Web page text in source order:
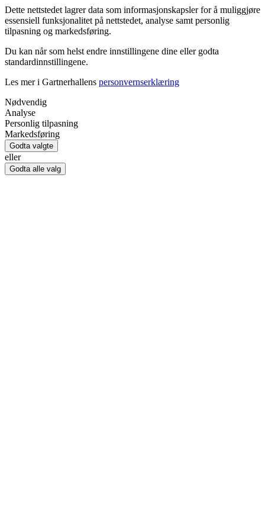
Dette nettstedet lagrer data som informasjonskapsler for å muliggjøre
essensiell funksjonalitet på nettstedet, analyse samt personlig
tilpasning og markedsføring.
Du kan når som helst endre innstillingene dine eller godta
standardinnstillingene.
Les mer i Gartnerhallens personvernserklæring
Nødvendig
Analyse
Personlig tilpasning
Markedsføring
Godta valgte
eller
Godta alle valg